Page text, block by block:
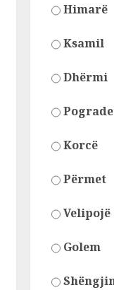
Himarë
Ksamil
Dhërmi
Korcë
Përmet
Velipojë
Golem